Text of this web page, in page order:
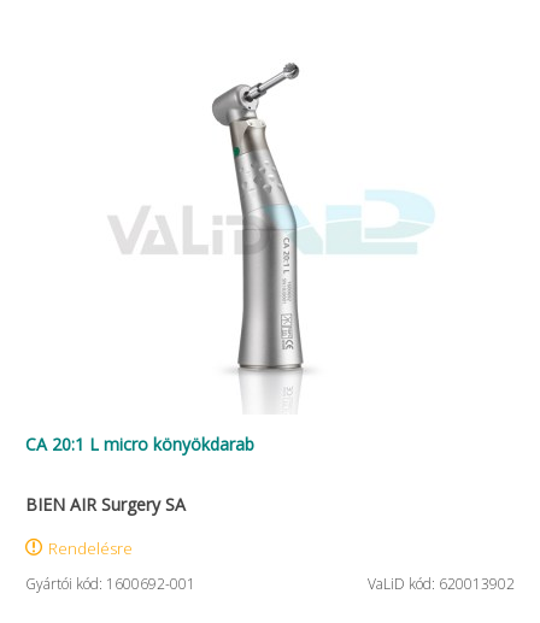
CA 20:1 L micro könyökdarab
BIEN AIR Surgery SA
Rendelésre
Gyártói kód: 1600692-001 VaLiD kód: 620013902